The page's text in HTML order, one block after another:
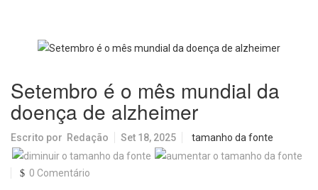
Setembro é o mês mundial da
doença de alzheimer
Escrito por Redação Set 18, 2025 tamanho da fonte
0 Comentário